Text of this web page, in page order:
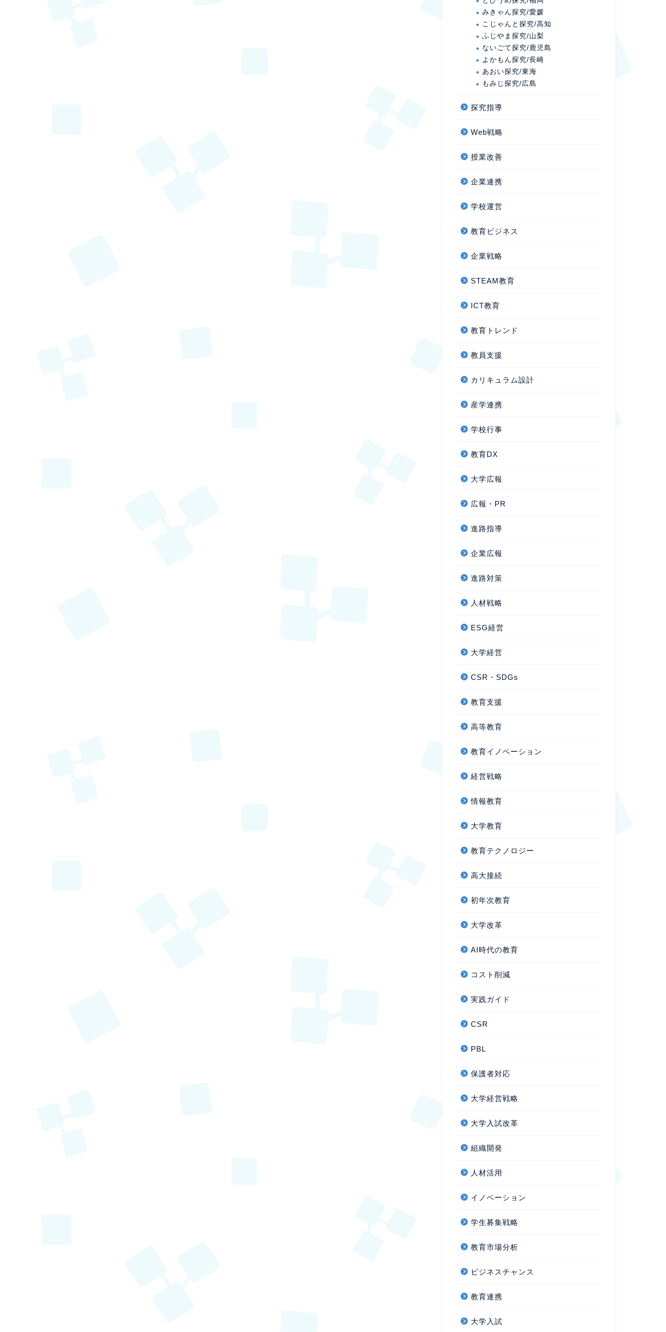
みきゃん探究/愛媛
こじゃんと探究/高知
ふじやま探究/山梨
ないごて探究/鹿児島
よかもん探究/長崎
あおい探究/東海
もみじ探究/広島
探究指導
Web戦略
授業改善
企業連携
学校運営
教育ビジネス
企業戦略
STEAM教育
ICT教育
教育トレンド
教員支援
カリキュラム設計
産学連携
学校行事
教育DX
大学広報
広報・PR
進路指導
企業広報
進路対策
人材戦略
ESG経営
大学経営
CSR・SDGs
教育支援
高等教育
教育イノベーション
経営戦略
情報教育
大学教育
教育テクノロジー
高大接続
初年次教育
大学改革
AI時代の教育
コスト削減
実践ガイド
CSR
PBL
保護者対応
大学経営戦略
大学入試改革
組織開発
人材活用
イノベーション
学生募集戦略
教育市場分析
ビジネスチャンス
教育連携
大学入試